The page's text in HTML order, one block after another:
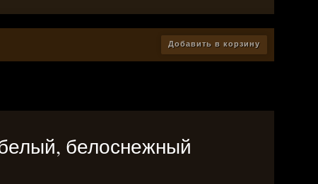
Добавить в корзину
белоснежный